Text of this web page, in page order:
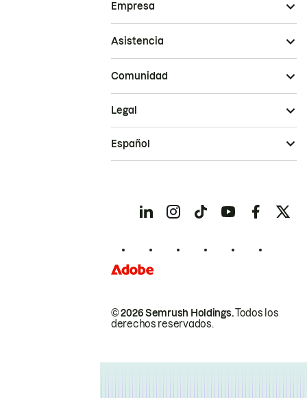
Empresa
Asistencia
Comunidad
© 2026 Semrush Holdings.Todos los
derechos reservados.
Legal
Español